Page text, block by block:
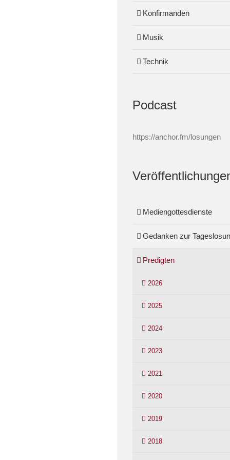
Konfirmanden
Musik
Technik
Podcast
https://anchor.fm/losungen
Mediengottesdienste
Gedanken zur
Predigten
2026
2025
2024
2023
2021
2020
2019
2018